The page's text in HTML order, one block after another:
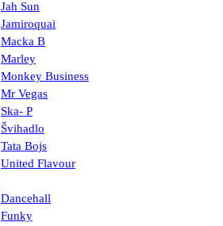
Jah Sun
Jamiroquai
Macka B
Marley
Monkey Business
Mr Vegas
Ska- P
Švihadlo
Tata Bojs
United Flavour
Dancehall
Funky